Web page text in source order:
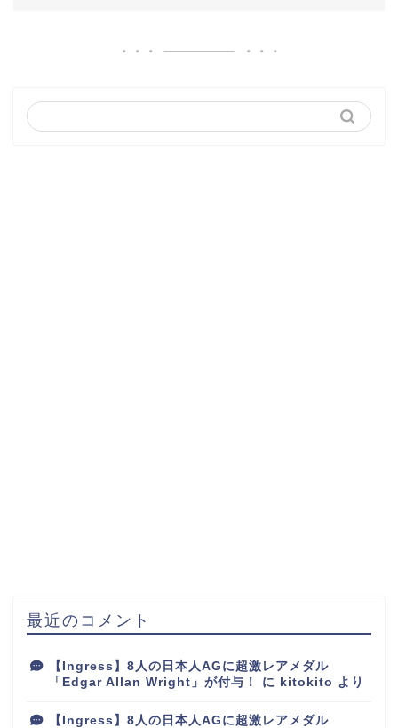
最近のコメント
【Ingress】8人の日本人AGに超激レアメダル
「Edgar Allan Wright」が付与！
に kitokito より
【Ingress】8人の日本人AGに超激レアメダル